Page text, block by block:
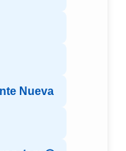
Nueva